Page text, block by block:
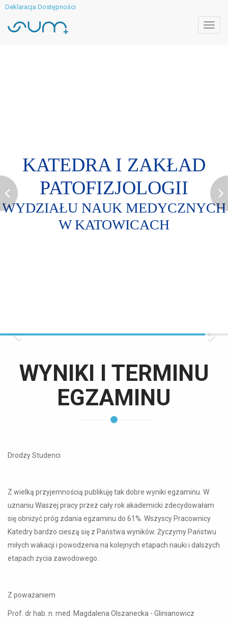
Deklaracja Dostępności
I
PATOFIZJOLOGII
NAUK
W KATOWICACH
KATEDRA I ZAKŁAD
PATOFIZJOLOGII
NAUK
W KATOWICACH
Previous
WYNIKI I TERMINU
EGZAMINU
Drodzy Studenci
Z wielką przyjemnością publikuję tak dobre wyniki egzaminu. W
uznaniu Waszej pracy przez cały rok akademicki zdecydowałam
się obniżyć próg zdania egzaminu do 61%. Wszyscy Pracownicy
Katedry bardzo cieszą się z Państwa wyników. Życzymy Państwu
miłych wakacji i powodzenia na kolejnych etapach nauki i dalszych
etapach życia zawodowego.
Z poważaniem
Prof. dr hab. n. med. Magdalena Olszanecka - Glinianowicz